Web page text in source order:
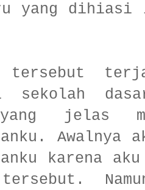
yang dihiasi
tersebut
sekolah
jelas
Awalnya
karena